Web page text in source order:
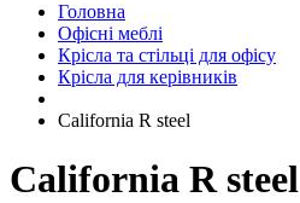
Головна
Офісні меблі
Крісла та стільці для офісу
Крісла для керівників
California R steel
California R steel